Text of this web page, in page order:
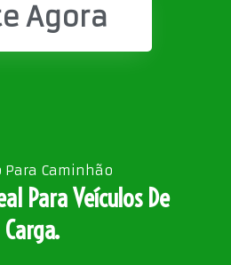
Agora
Para Caminhão
Para Veículos De
Carga.